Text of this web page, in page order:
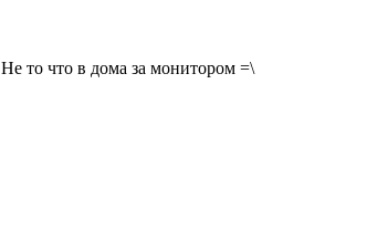
то что в дома за монитором =\